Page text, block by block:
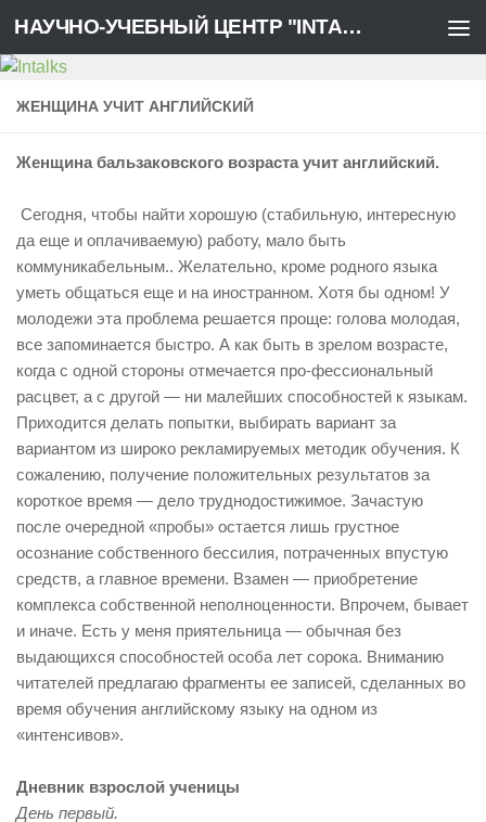
Перейти к содержимому НАУЧНО-УЧЕБНЫЙ ЦЕНТР "INTALKS"
ЖЕНЩИНА УЧИТ АНГЛИЙСКИЙ
Женщина бальзаковского возраста учит английский.
Сегодня, чтобы найти хорошую (стабильную, интересную
да еще и оплачиваемую) работу, мало быть
коммуникабельным.. Желательно, кроме родного языка
уметь общаться еще и на иностранном. Хотя бы одном! У
молодежи эта проблема решается проще: голова молодая,
все запоминается быстро. А как быть в зрелом возрасте,
когда с одной стороны отмечается про-фессиональный
расцвет, а с другой — ни малейших способностей к языкам.
Приходится делать попытки, выбирать вариант за
вариантом из широко рекламируемых методик обучения. К
сожалению, получение положительных результатов за
короткое время — дело труднодостижимое. Зачастую
после очередной «пробы» остается лишь грустное
осознание собственного бессилия, потраченных впустую
средств, а главное времени. Взамен — приобретение
комплекса собственной неполноценности. Впрочем, бывает
и иначе. Eсть у меня приятельница — обычная без
выдающихся способностей особа лет сорока. Вниманию
читателей предлагаю фрагменты ее записей, сделанных во
время обучения английскому языку на одном из
«интенсивов».
Дневник взрослой ученицы
День первый.